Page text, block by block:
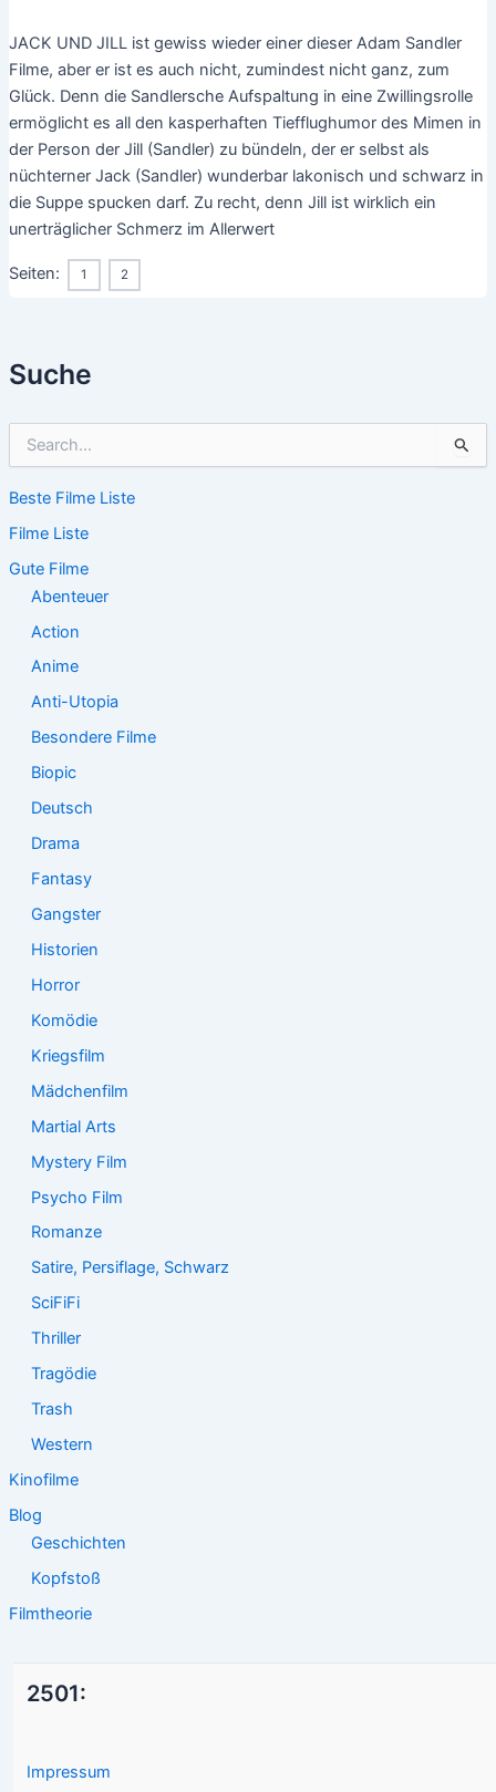
Suche
h
n
n
Beste Filme Liste
Filme Liste
Gute Filme
Abenteuer
Action
Anime
Anti-Utopia
Besondere Filme
Biopic
Deutsch
Drama
Fantasy
Gangster
Historien
Horror
Komödie
Kriegsfilm
Mädchenfilm
Martial Arts
Mystery Film
Psycho Film
Romanze
Satire, Persiflage, Schwarz
SciFiFi
Thriller
Tragödie
Trash
Western
Kinofilme
Blog
Geschichten
Kopfstoß
Filmtheorie
JACK UND JILL ist gewiss wieder einer dieser Adam Sandler
Filme, aber er ist es auch nicht, zumindest nicht ganz, zum
Glück. Denn die Sandlersche Aufspaltung in eine Zwillingsrolle
ermöglicht es all den kasperhaften Tiefflughumor des Mimen in
der Person der Jill (Sandler) zu bündeln, der er selbst als
nüchterner Jack (Sandler) wunderbar lakonisch und schwarz in
die Suppe spucken darf. Zu recht, denn Jill ist wirklich ein
unerträglicher Schmerz im Allerwert
Seiten: 1 2
2501:
Impressum